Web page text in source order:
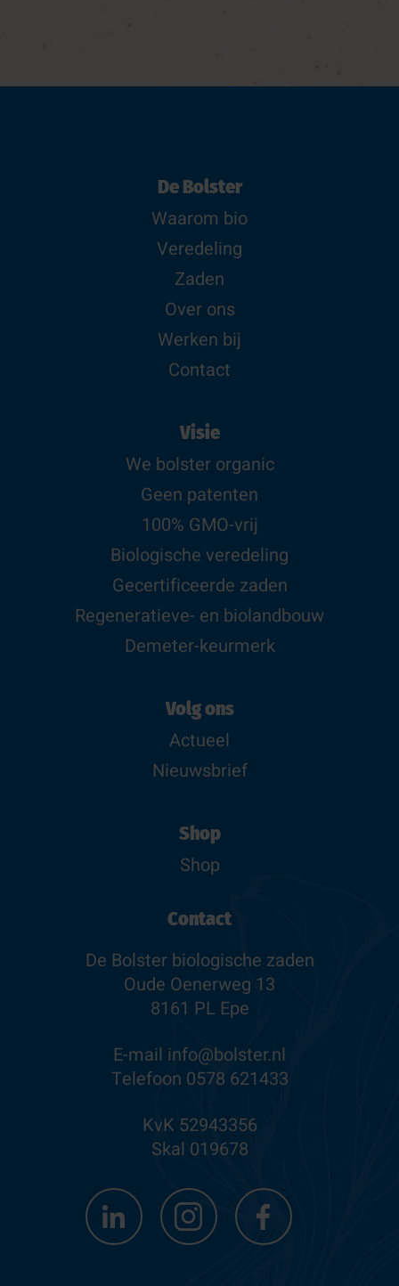
De Bolster
Waarom bio
Veredeling
Zaden
Over ons
Werken bij
Contact
Visie
We bolster organic
Geen patenten
100% GMO-vrij
Biologische veredeling
Gecertificeerde zaden
Regeneratieve- en biolandbouw
Demeter-keurmerk
Volg ons
Actueel
Nieuwsbrief
Shop
Shop
Contact
De Bolster biologische zaden
Oude Oenerweg 13
8161 PL Epe
E-mail info@bolster.nl
Telefoon 0578 621433
KvK 52943356
Skal 019678